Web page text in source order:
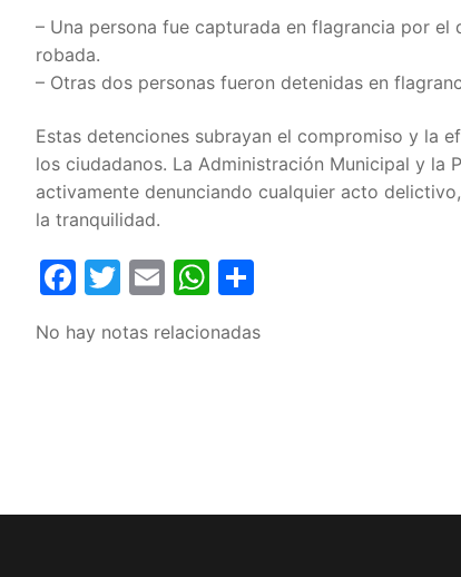
– Una persona fue capturada en flagrancia por
robada.
– Otras dos personas fueron detenidas en
Estas detenciones subrayan el compromiso y la
los ciudadanos. La Administración Municipal y la
activamente denunciando cualquier acto
la tranquilidad.
Facebook
Twitter
EmailWhatsApp
No hay notas relacionadas